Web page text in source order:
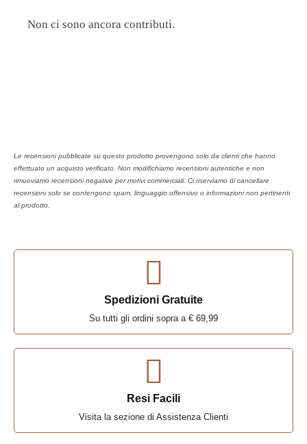
Non ci sono ancora contributi.
Le recensioni pubblicate su questo prodotto provengono solo da clienti che hanno
effettuato un acquisto verificato. Non modifichiamo recensioni autentiche e non
rimuoviamo recensioni negative per motivi commerciali. Ci riserviamo di cancellare
recensioni solo se contengono spam, linguaggio offensivo o informazioni non pertinenti
al prodotto.
Spedizioni Gratuite
Su tutti gli ordini sopra a € 69,99
Resi Facili
Visita la sezione di Assistenza Clienti